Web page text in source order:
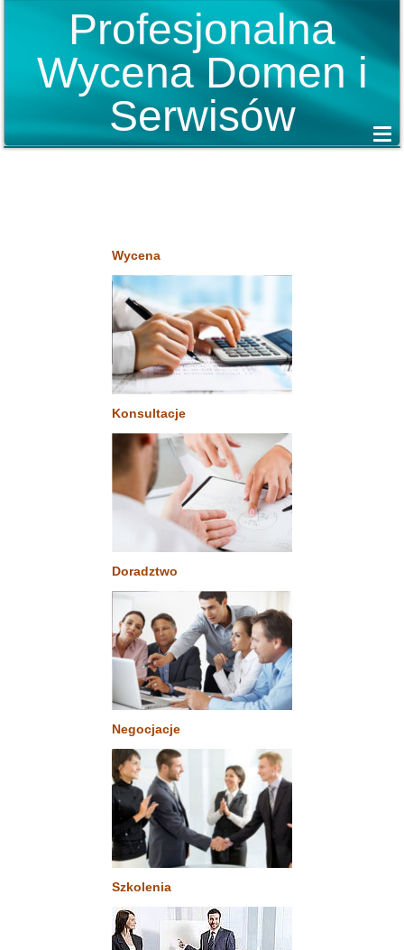
Profesjonalna
Wycena Domen i
Serwisów
Wycena
Konsultacje
Doradztwo
Negocjacje
Szkolenia